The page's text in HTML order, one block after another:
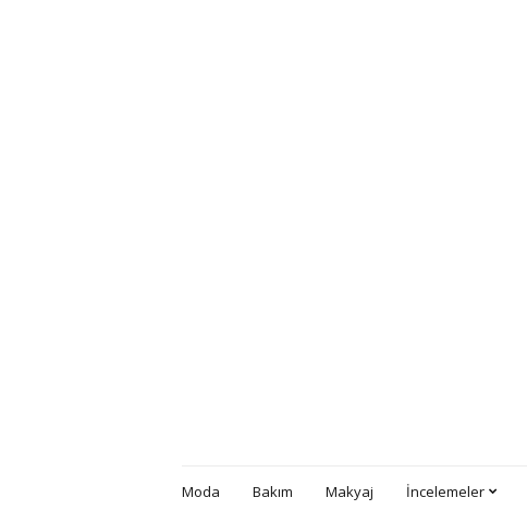
Moda Bakım Makyaj İncelemeler